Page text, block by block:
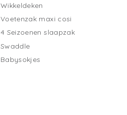
Wikkeldeken
Voetenzak maxi cosi
4 Seizoenen slaapzak
Swaddle
Babysokjes